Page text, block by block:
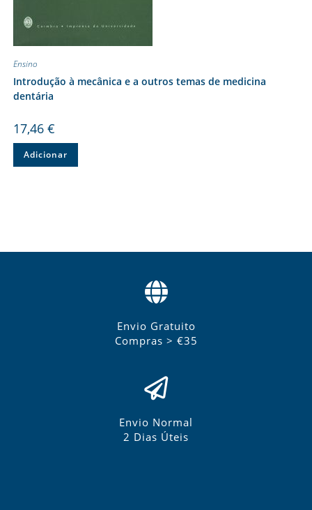
Ensino
Introdução à mecânica e a outros temas de medicina
dentária
17,46 €
Adicionar
Envio Gratuito
Compras > €35
Envio Normal
2 Dias Úteis